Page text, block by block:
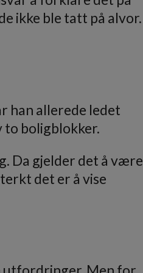
ikke ble tatt på alvor.
han allerede ledet
to boligblokker.
Da gjelder det å være
det er å vise